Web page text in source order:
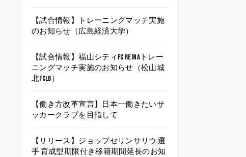
【試合情報】トレーニングマッチ実施
のお知らせ（広島経済大学）
【試合情報】福山シティFC Reinaトレー
ニングマッチ実施のお知らせ（松山城
北FCLB）
【働き方改革宣言】日本一働きたいサ
ッカークラブを目指して
【リリース】ジョップセリンサリウ 選
手 育成型期限付き移籍期間延長のお知